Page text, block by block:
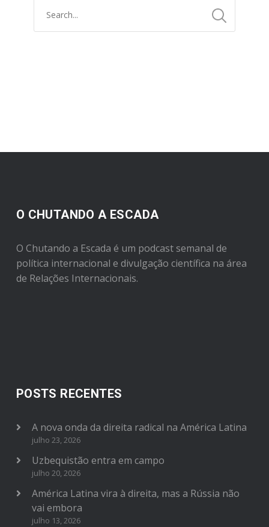
O CHUTANDO A ESCADA
O Chutando a Escada é um podcast semanal de
política internacional e divulgação científica na área
de Relações Internacionais.
POSTS RECENTES
A nova onda da direita radical na América Latina
julho 23, 2026
Uzbequistão entra em campo
julho 20, 2026
América Latina vira à direita, mas a Rússia não
vai embora
julho 13, 2026